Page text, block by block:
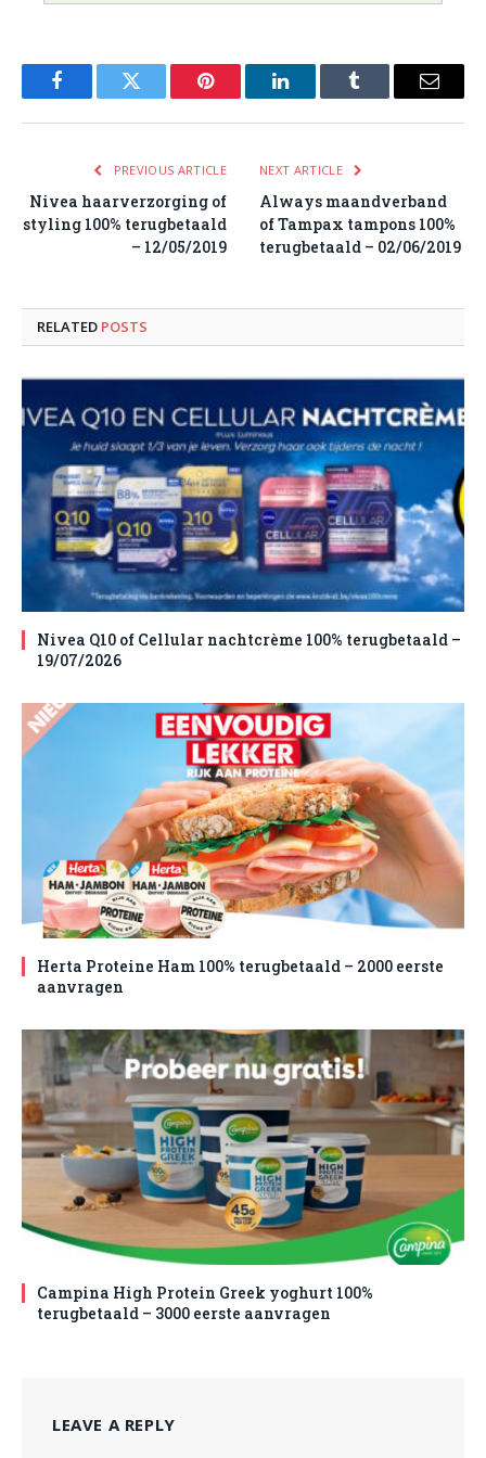
FacebookTwitter Pinterest LinkedInTumblr Email
PREVIOUS ARTICLE
Nivea haarverzorging of
styling 100% terugbetaald
– 12/05/2019
NEXT ARTICLE
Always maandverband
of Tampax tampons 100%
terugbetaald – 02/06/2019
RELATED POSTS
Nivea Q10 of Cellular nachtcrème 100% terugbetaald –
19/07/2026
Herta Proteine Ham 100% terugbetaald – 2000 eerste
aanvragen
Campina High Protein Greek yoghurt 100%
terugbetaald – 3000 eerste aanvragen
LEAVE A REPLY